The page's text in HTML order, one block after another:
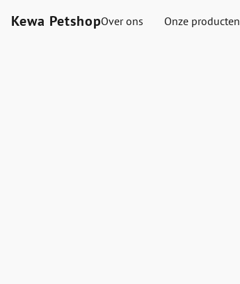
Kewa PetshopOver ons Onze producten